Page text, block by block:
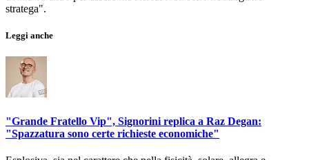
stratega".
Leggi anche
"Grande Fratello Vip", Signorini replica a Raz Degan:
"Spazzatura sono certe richieste economiche"